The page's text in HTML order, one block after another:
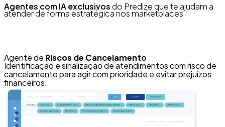
Agentes com IA exclusivos do Predize que te ajudam a
atender de forma estratégica nos marketplaces
Agente de Riscos de Cancelamento
Identificação e sinalização de atendimentos com risco de
cancelamento para agir com prioridade e evitar prejuízos
financeiros.